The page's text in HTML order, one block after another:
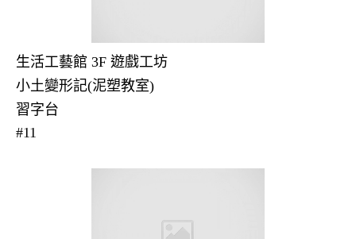
生活工藝館 3F 遊戲工坊
小土變形記(泥塑教室)
習字台
#11